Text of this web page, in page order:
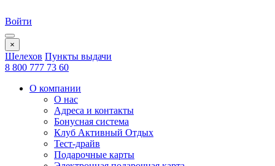
Войти
×
Шелехов Пункты выдачи
8 800 777 73 60
О компании
О нас
Адреса и контакты
Бонусная система
Клуб Активный Отдых
Тест-драйв
Подарочные карты